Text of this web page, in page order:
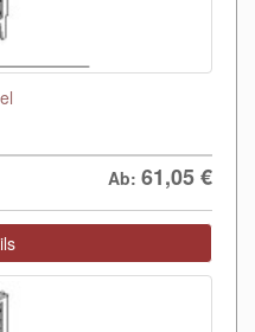
Ab: 61,05€